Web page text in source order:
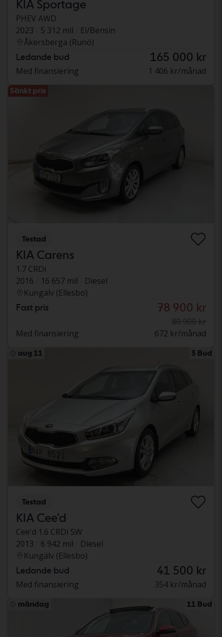
KIA Sportage
PHEV AWD
2023
5 312 mil
El/Bensin
Åkersberga (Runö)
Ledande bud 165 000 kr
Med finansiering 1 406 kr/månad
Sänkt pris
Testad
KIA Carens
1.7 CRDi
2016
16 657 mil
Diesel
Kungälv (Ellesbo)
Fast pris 78 900 kr
80 900 kr
Med finansiering
672 kr/månad
aug 11 3 Bud
Testad
KIA Cee'd
Cee'd 1.6 CRDi SW
2013
6 942 mil
Diesel
Kungälv (Ellesbo)
Ledande bud 41 500 kr
Med finansiering 354 kr/månad
måndag 11 Bud